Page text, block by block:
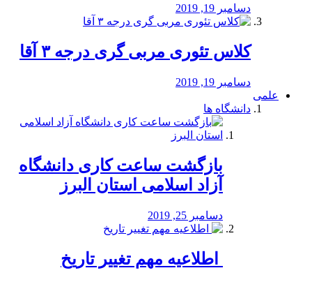
دسامبر 19, 2019
کلاس تئوری مربی گری درجه ۳ آقا
دسامبر 19, 2019
علمی
دانشگاه ها
بازگشت ساعت کاری دانشگاه
آزاد اسلامی استان البرز
دسامبر 25, 2019
️ اطلاعیه مهم تغییر تاریخ